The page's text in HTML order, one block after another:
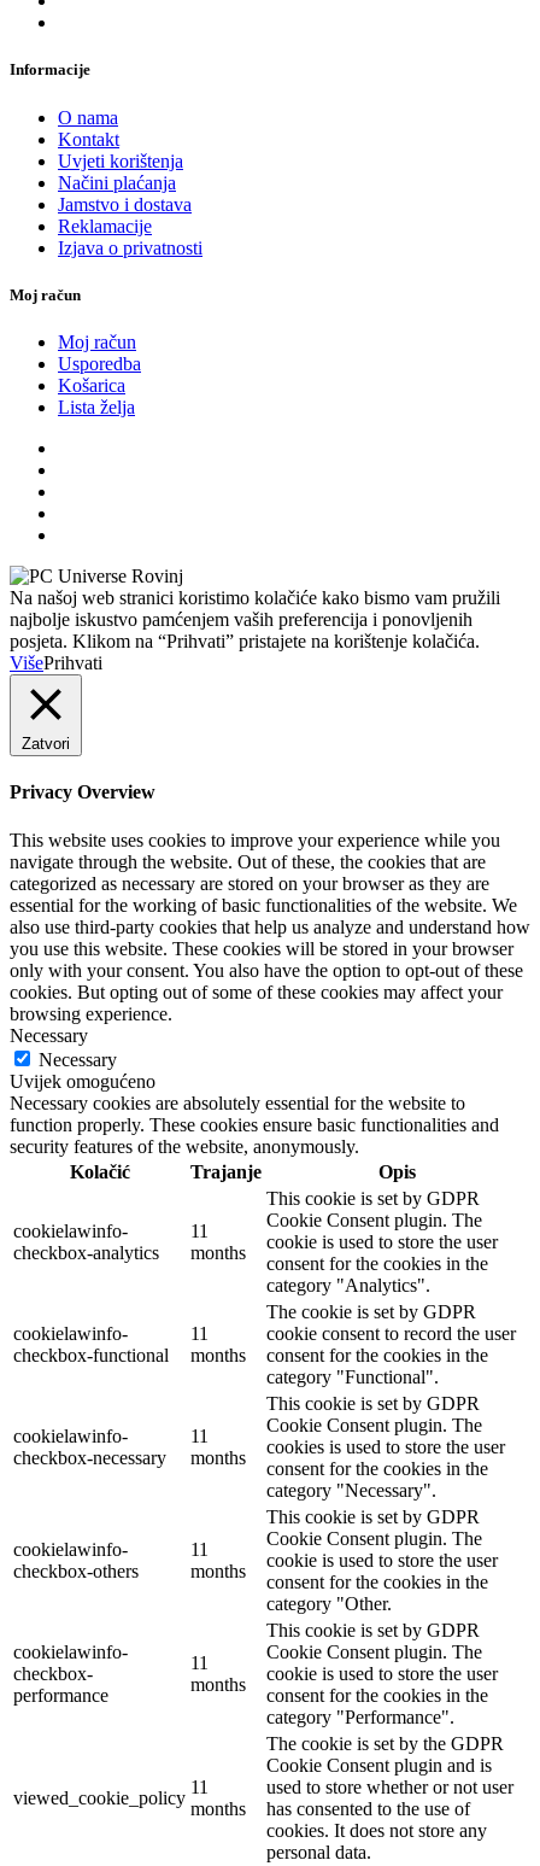
Informacije
O nama
Kontakt
Uvjeti korištenja
Načini plaćanja
Jamstvo i dostava
Reklamacije
Izjava o privatnosti
Moj račun
Moj račun
Usporedba
Košarica
Lista želja
Na našoj web stranici koristimo kolačiće kako bismo vam pružili
najbolje iskustvo pamćenjem vaših preferencija i ponovljenih
posjeta. Klikom na “Prihvati” pristajete na korištenje kolačića.
VišePrihvati
Zatvori
Privacy Overview
This website uses cookies to improve your experience while you
navigate through the website. Out of these, the cookies that are
categorized as necessary are stored on your browser as they are
essential for the working of basic functionalities of the website. We
also use third-party cookies that help us analyze and understand how
you use this website. These cookies will be stored in your browser
only with your consent. You also have the option to opt-out of these
cookies. But opting out of some of these cookies may affect your
browsing experience.
Necessary
Necessary
Uvijek omogućeno
Necessary cookies are absolutely essential for the website to
function properly. These cookies ensure basic functionalities and
security features of the website, anonymously.
Kolačić
Trajanje Opis
cookielawinfo-
checkbox-analytics
11
months
This cookie is set by GDPR
Cookie Consent plugin. The
cookie is used to store the user
consent for the cookies in the
category "Analytics".
cookielawinfo-
checkbox-functional
11
months
The cookie is set by GDPR
cookie consent to record the user
consent for the cookies in the
category "Functional".
cookielawinfo-
checkbox-necessary
11
months
This cookie is set by GDPR
Cookie Consent plugin. The
cookies is used to store the user
consent for the cookies in the
category "Necessary".
cookielawinfo-
checkbox-others
11
months
This cookie is set by GDPR
Cookie Consent plugin. The
cookie is used to store the user
consent for the cookies in the
category "Other.
cookielawinfo-
checkbox-
performance
11
months
This cookie is set by GDPR
Cookie Consent plugin. The
cookie is used to store the user
consent for the cookies in the
category "Performance".
viewed_cookie_policy
11
months
The cookie is set by the GDPR
Cookie Consent plugin and is
used to store whether or not user
has consented to the use of
cookies. It does not store any
personal data.